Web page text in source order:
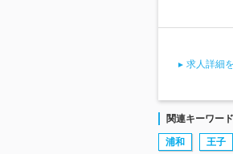
求人詳細
関連キーワード
浦和 王子